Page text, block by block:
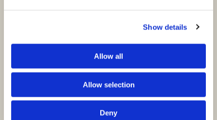
Show details
Allow all
Allow selection
Deny